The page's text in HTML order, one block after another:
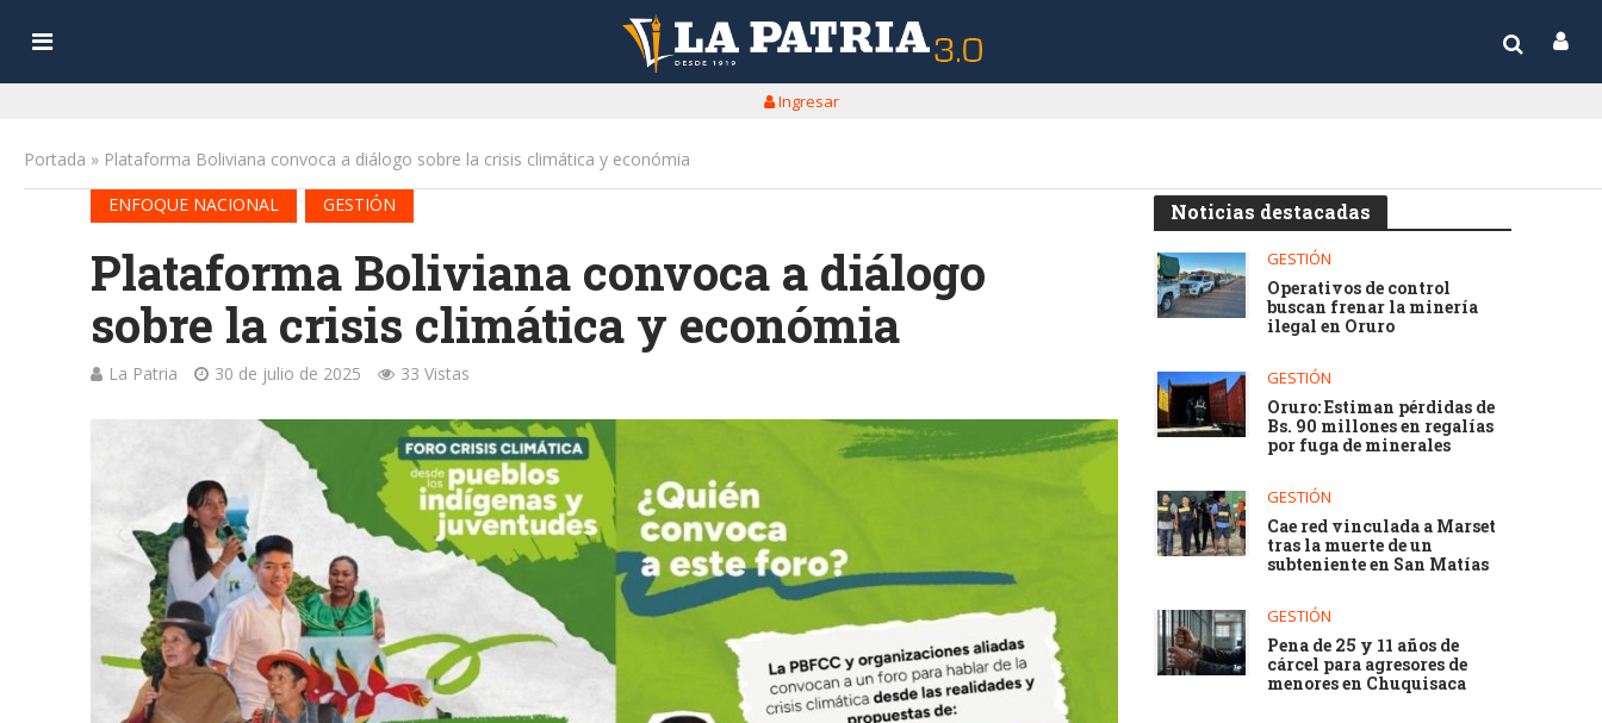
Ingresar
Portada » Plataforma Boliviana convoca a diálogo sobre la crisis climática y económia
ENFOQUE NACIONAL
GESTIÓN
Plataforma Boliviana convoca a diálogo
sobre la crisis climática y económia
La Patria 30 de julio de 2025 33 Vistas
Noticias destacadas
GESTIÓN
Operativos de control
buscan frenar la minería
ilegal en Oruro
GESTIÓN
Oruro: Estiman pérdidas de
Bs. 90 millones en regalías
por fuga de minerales
GESTIÓN
Cae red vinculada a Marset
tras la muerte de un
subteniente en San Matías
GESTIÓN
Pena de 25 y 11 años de
cárcel para agresores de
menores en Chuquisaca